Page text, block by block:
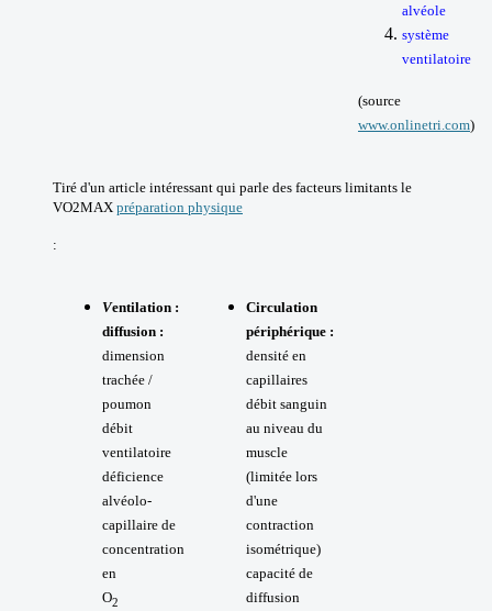
alvéole
système
ventilatoire
(source
www.onlinetri.com)
Tiré d'un article intéressant qui parle des facteurs limitants le
VO2MAX préparation physique
:
Ventilation :
diffusion :
dimension
trachée /
poumon
débit
ventilatoire
déficience
alvéolo-
capillaire de
concentration
en
O2
Circulation
périphérique :
densité en
capillaires
débit sanguin
au niveau du
muscle
(limitée lors
d'une
contraction
isométrique)
capacité de
diffusion